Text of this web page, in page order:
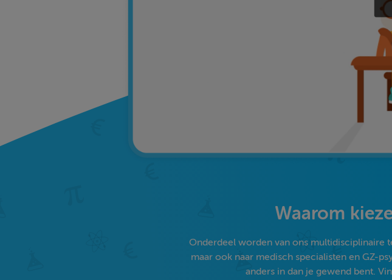
Waarom
Onderdeel worden van ons multidisciplinaire
maar ook naar medisch specialisten en GZ-
anders in dan je gewend bent.